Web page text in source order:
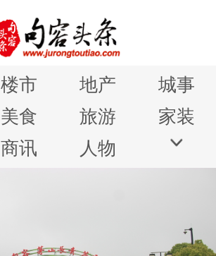
楼市 地产
城事
美食 旅游
家装
商讯 人物